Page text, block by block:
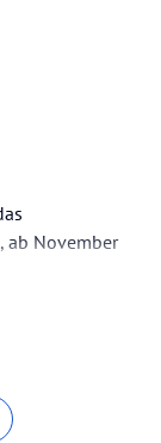
ab November
Sie das